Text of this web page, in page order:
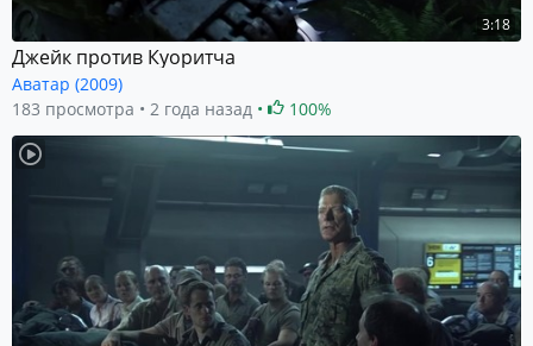
3:18
Джейк против Куоритча
Аватар (2009)
183 просмотра
2 года назад 100%